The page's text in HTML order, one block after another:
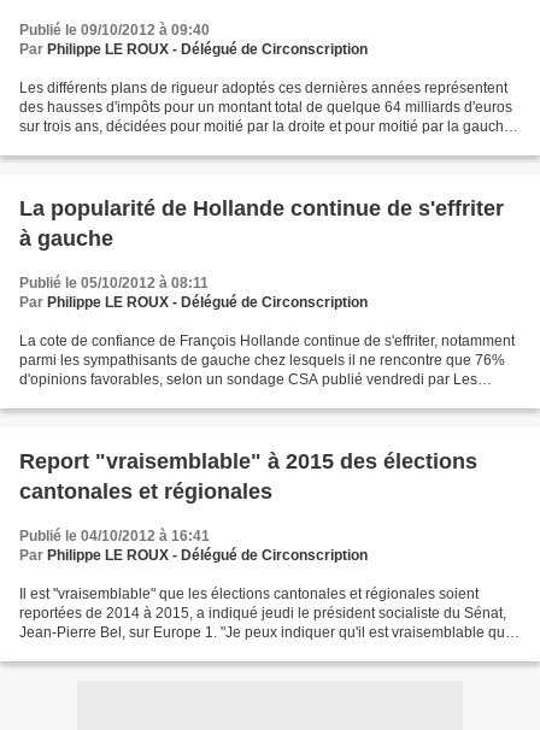
Publié le 09/10/2012 à 09:40
Par Philippe LE ROUX - Délégué de Circonscription
Les différents plans de rigueur adoptés ces dernières années représentent
des hausses d'impôts pour un montant total de quelque 64 milliards d'euros
sur trois ans, décidées pour moitié par la droite et pour moitié par la gauche,
La popularité de Hollande continue de s'effriter
à gauche
Publié le 05/10/2012 à 08:11
Par Philippe LE ROUX - Délégué de Circonscription
La cote de confiance de François Hollande continue de s'effriter, notamment
parmi les sympathisants de gauche chez lesquels il ne rencontre que 76%
d'opinions favorables, selon un sondage CSA publié vendredi par Les
Report "vraisemblable" à 2015 des élections
cantonales et régionales
Publié le 04/10/2012 à 16:41
Par Philippe LE ROUX - Délégué de Circonscription
Il est "vraisemblable" que les élections cantonales et régionales soient
reportées de 2014 à 2015, a indiqué jeudi le président socialiste du Sénat,
Jean-Pierre Bel, sur Europe 1. "Je peux indiquer qu'il est vraisemblable que